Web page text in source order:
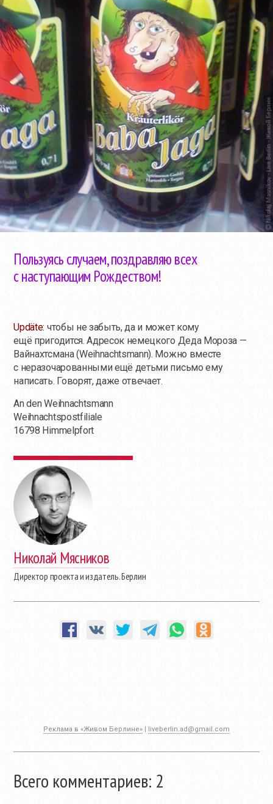
Пользуясь случаем, поздравляю всех
с наступающим Рождеством!
Updäte: чтобы не забыть, да и может кому
ещё пригодится. Адресок немецкого Деда Мороза —
Вайнахтсмана (Weihnachtsmann). Можно вместе
с неразочарованными ещё детьми письмо ему
написать. Говорят, даже отвечает.
An den Weihnachtsmann
Weihnachtspostfiliale
16798 Himmelpfort
Николай Мясников
Директор проекта и издатель. Берлин
Реклама в «Живом Берлине» | liveberlin.ad@gmail.com
Всего комментариев: 2